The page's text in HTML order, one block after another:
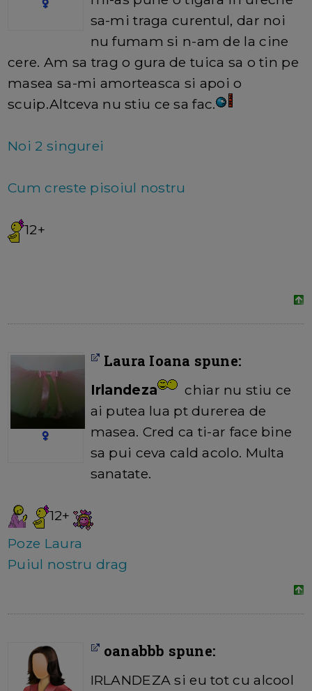
sa-mi traga curentul, dar noi
nu fumam si n-am de la cine
cere. Am sa trag o gura de tuica sa o tin pe
masea sa-mi amorteasca si apoi o
scuip.Altceva nu stiu ce sa fac.
Noi 2 singurei
Cum creste pisoiul nostru
12+
Laura Ioana spune:
Irlandeza
chiar nu stiu ce
ai putea lua pt durerea de
masea. Cred ca ti-ar face bine
sa pui ceva cald acolo. Multa
sanatate.
12+
Poze Laura
Puiul nostru drag
oanabbb spune:
IRLANDEZA si eu tot cu alcool